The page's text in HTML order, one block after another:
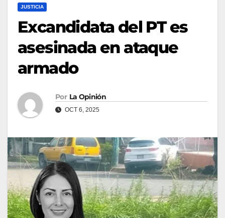
JUSTICIA
Excandidata del PT es
asesinada en ataque
armado
Por La Opinión
OCT 6, 2025